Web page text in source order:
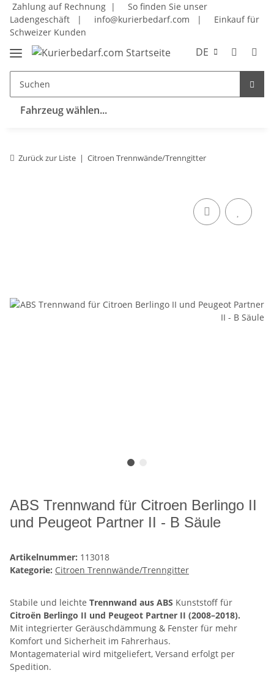
Zahlung auf Rechnung |
So finden Sie unser
Ladengeschäft
| info@kurierbedarf.com |
Einkauf für
Schweizer Kunden
DE
Fahrzeug wählen...
Zurück zur Liste Citroen Trennwände/Trenngitter
ABS Trennwand für Citroen Berlingo II
und Peugeot Partner II - B Säule
Artikelnummer: 113018
Kategorie: Citroen Trennwände/Trenngitter
Stabile und leichte Trennwand aus ABS Kunststoff für
Citroën Berlingo II und Peugeot Partner II (2008–2018).
Mit integrierter Geräuschdämmung & Fenster für mehr
Komfort und Sicherheit im Fahrerhaus.
Montagematerial wird mitgeliefert, Versand erfolgt per
Spedition.